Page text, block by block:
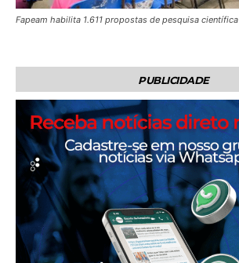
Fapeam habilita 1.611 propostas de pesquisa científica
PUBLICIDADE